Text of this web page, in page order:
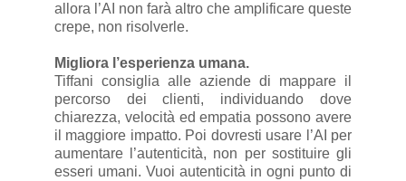
allora l’AI non farà altro che amplificare queste
crepe, non risolverle.
Migliora l’esperienza umana.
Tiffani consiglia alle aziende di mappare il
percorso dei clienti, individuando dove
chiarezza, velocità ed empatia possono avere
il maggiore impatto. Poi dovresti usare l’AI per
aumentare l’autenticità, non per sostituire gli
esseri umani. Vuoi autenticità in ogni punto di